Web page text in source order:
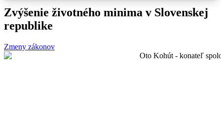
Zvýšenie životného minima v Slovenskej
republike
Zmeny zákonov